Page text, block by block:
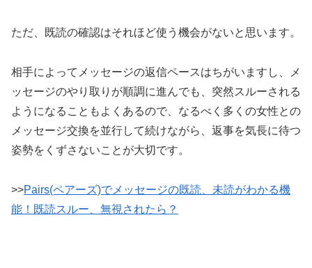
ただ、既読の確認はそれほど使う機会がないと思います。
相手によってメッセージの返信ペースはちがいますし、メ
ッセージのやり取りが順調に進んでも、突然スルーされる
ようになることもよくあるので、なるべく多くの女性との
メッセージ交換を並行して続けながら、返事を気長に待つ
姿勢をくずさないことが大切です。
>>Pairs(ペアーズ)でメッセージの既読、未読がわかる機
能！既読スルー、無視されたら？